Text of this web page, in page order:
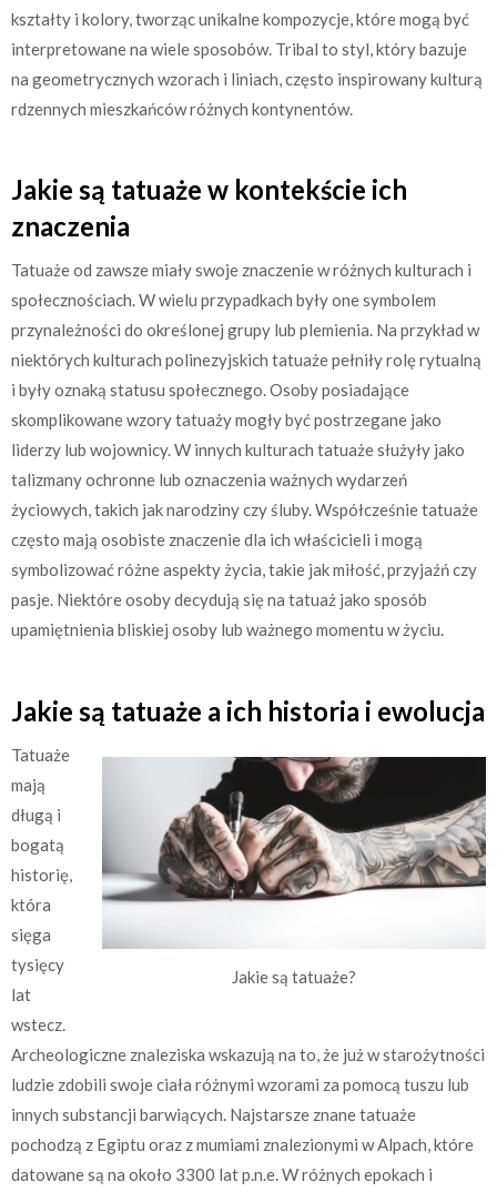
kształty i kolory, tworząc unikalne kompozycje, które mogą być
interpretowane na wiele sposobów. Tribal to styl, który bazuje
na geometrycznych wzorach i liniach, często inspirowany kulturą
rdzennych mieszkańców różnych kontynentów.
Jakie są tatuaże w kontekście ich
znaczenia
Tatuaże od zawsze miały swoje znaczenie w różnych kulturach i
społecznościach. W wielu przypadkach były one symbolem
przynależności do określonej grupy lub plemienia. Na przykład w
niektórych kulturach polinezyjskich tatuaże pełniły rolę rytualną
i były oznaką statusu społecznego. Osoby posiadające
skomplikowane wzory tatuaży mogły być postrzegane jako
liderzy lub wojownicy. W innych kulturach tatuaże służyły jako
talizmany ochronne lub oznaczenia ważnych wydarzeń
życiowych, takich jak narodziny czy śluby. Współcześnie tatuaże
często mają osobiste znaczenie dla ich właścicieli i mogą
symbolizować różne aspekty życia, takie jak miłość, przyjaźń czy
pasje. Niektóre osoby decydują się na tatuaż jako sposób
upamiętnienia bliskiej osoby lub ważnego momentu w życiu.
Jakie są tatuaże a ich historia i ewolucja
Jakie są tatuaże?
Tatuaże
mają
długą i
bogatą
historię,
która
sięga
tysięcy
lat
wstecz.
Archeologiczne znaleziska wskazują na to, że już w starożytności
ludzie zdobili swoje ciała różnymi wzorami za pomocą tuszu lub
innych substancji barwiących. Najstarsze znane tatuaże
pochodzą z Egiptu oraz z mumiami znalezionymi w Alpach, które
datowane są na około 3300 lat p.n.e. W różnych epokach i